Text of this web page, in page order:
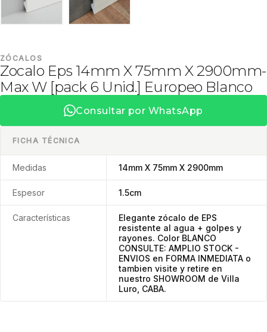
ZÓCALOS
Zocalo Eps 14mm X 75mm X 2900mm-
Max W [pack 6 Unid.] Europeo Blanco
Consultar por WhatsApp
FICHA TÉCNICA
Medidas 14mm X 75mm X 2900mm
Espesor 1.5cm
Características
Elegante zócalo de EPS
resistente al agua + golpes y
rayones. Color BLANCO
CONSULTE: AMPLIO STOCK -
ENVIOS en FORMA INMEDIATA o
tambien visite y retire en
nuestro SHOWROOM de Villa
Luro, CABA.